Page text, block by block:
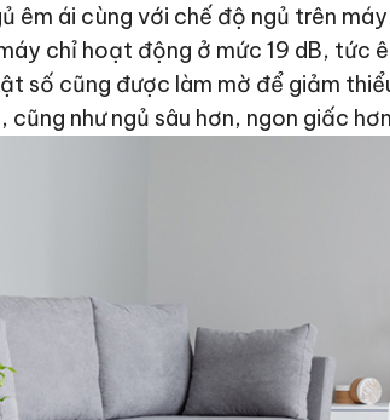
êm ái cùng với chế độ ngủ trên
chỉ hoạt động ở mức 19 dB, tức
số cũng được làm mờ để giảm
cũng như ngủ sâu hơn, ngon giấc